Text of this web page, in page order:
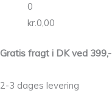
0
kr.0,00
Gratis fragt i DK ved 399,-
2-3 dages levering